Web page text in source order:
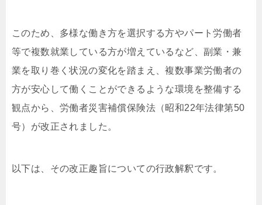
このため、多様な働き方を選択する方やパート労働者
等で複数就業している方が増えているなど、副業・兼
業を取り巻く状況の変化を踏まえ、複数事業労働者の
方が安心して働くことができるような環境を整備する
観点から、労働者災害補償保険法（昭和22年法律第50
号）が改正されました。
以下は、その改正趣旨についての行政解釈です。